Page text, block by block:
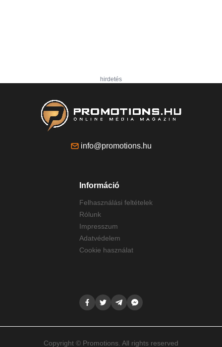
hirdetés
info@promotions.hu
Információ
Felhasználási feltételek
Rólunk
Impresszum
Adatvédelem
Cookie használat
Copyright © Promotions. All rights reserved